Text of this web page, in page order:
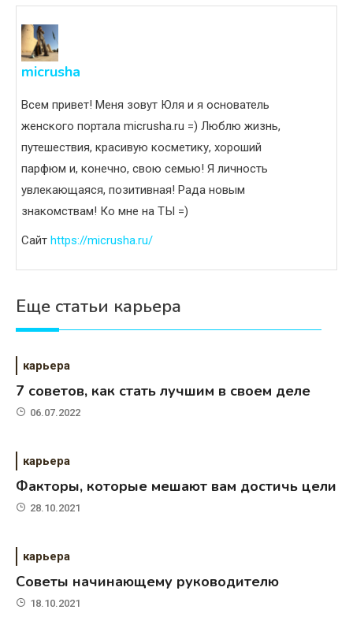
micrusha
Всем привет! Меня зовут Юля и я основатель
женского портала micrusha.ru =) Люблю жизнь,
путешествия, красивую косметику, хороший
парфюм и, конечно, свою семью! Я личность
увлекающаяся, позитивная! Рада новым
знакомствам! Ко мне на ТЫ =)
Сайт https://micrusha.ru/
Еще статьи карьера
карьера
7 советов, как стать лучшим в своем деле
06.07.2022
карьера
Факторы, которые мешают вам достичь цели
28.10.2021
карьера
Советы начинающему руководителю
18.10.2021